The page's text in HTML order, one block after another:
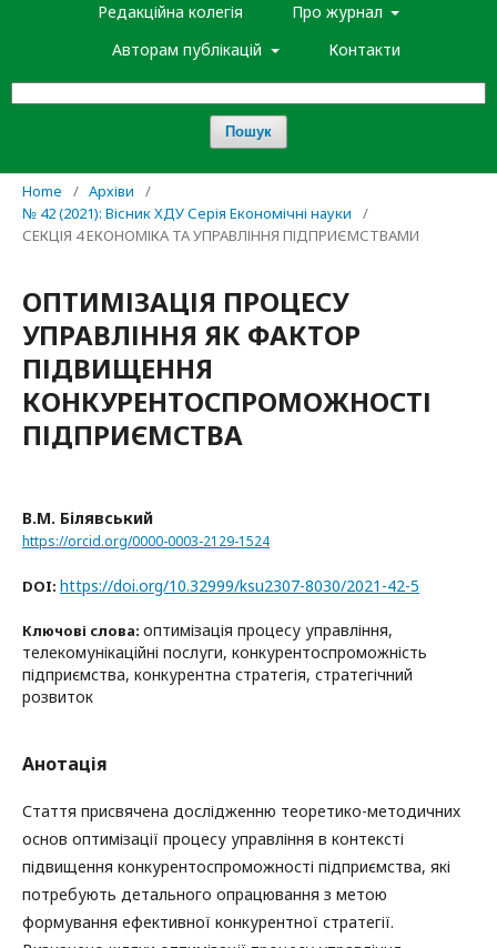
Редакційна колегія
Про журнал
Авторам публікацій
Контакти
Пошук
Home / Архіви
/
№ 42 (2021): Вісник ХДУ Серія Економічні науки
/
СЕКЦІЯ 4 ЕКОНОМІКА ТА УПРАВЛІННЯ ПІДПРИЄМСТВАМИ
ОПТИМІЗАЦІЯ ПРОЦЕСУ
УПРАВЛІННЯ ЯК ФАКТОР
ПІДВИЩЕННЯ
КОНКУРЕНТОСПРОМОЖНОСТІ
ПІДПРИЄМСТВА
В.М. Білявський
https://orcid.org/0000-0003-2129-1524
DOI: https://doi.org/10.32999/ksu2307-8030/2021-42-5
Ключові слова: оптимізація процесу управління,
телекомунікаційні послуги, конкурентоспроможність
підприємства, конкурентна стратегія, стратегічний
розвиток
Анотація
Стаття присвячена дослідженню теоретико-методичних
основ оптимізації процесу управління в контексті
підвищення конкурентоспроможності підприємства, які
потребують детального опрацювання з метою
формування ефективної конкурентної стратегії.